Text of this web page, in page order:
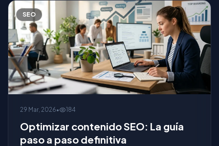
SEO
29 Mar, 2026• 184
Optimizar contenido SEO: La guía
paso a paso definitiva